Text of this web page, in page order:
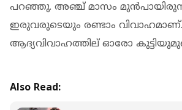
പറഞ്ഞു. അഞ്ച് മാസം
ഇരുവരുടെയും രണ്ടാം
ആദ്യവിവാഹത്തില് ഓരോ
Also Read: